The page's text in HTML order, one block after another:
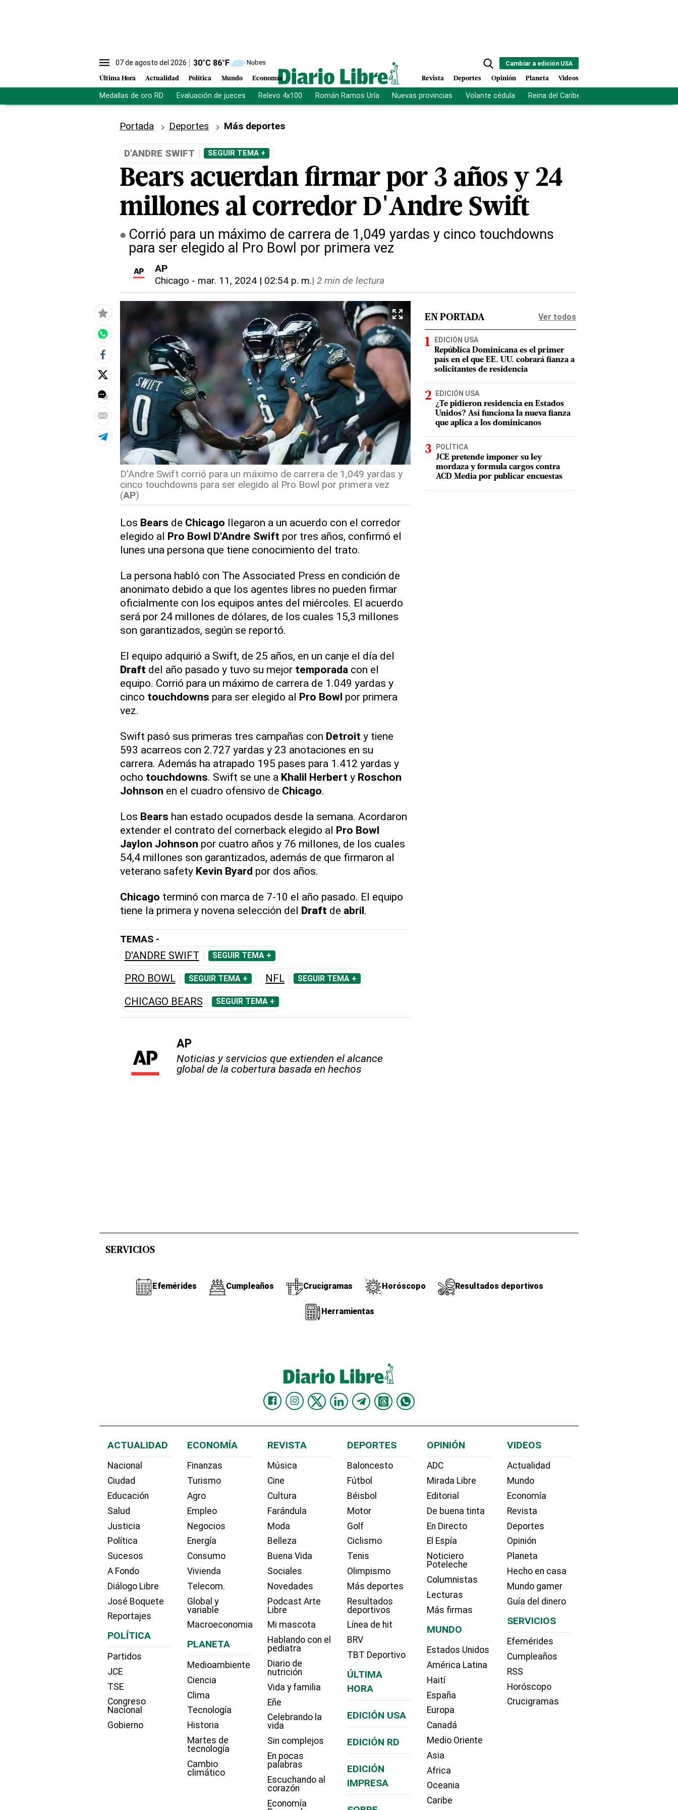
07 de agosto del 2026 30°C 86°F Nubes
Última Hora Actualidad Política Mundo Economía
Cambiar a edición USA
Revista Deportes Opinión Planeta Videos
Medallas de oro RD Evaluación de jueces Relevo 4x100 Román Ramos Uría Nuevas provincias Volante cédula Reina del Caribe
Portada Deportes Más deportes
D'ANDRE SWIFT SEGUIR TEMA +
Bears acuerdan firmar por 3 años y 24
millones al corredor D'Andre Swift
Corrió para un máximo de carrera de 1,049 yardas y cinco touchdowns
para ser elegido al Pro Bowl por primera vez
AP
Chicago - mar. 11, 2024 | 02:54 p. m.| 2 min de lectura
D'Andre Swift corrió para un máximo de carrera de 1,049 yardas y
cinco touchdowns para ser elegido al Pro Bowl por primera vez
(AP)
Los Bears de Chicago llegaron a un acuerdo con el corredor
elegido al Pro Bowl D'Andre Swift por tres años, confirmó el
lunes una persona que tiene conocimiento del trato.
La persona habló con The Associated Press en condición de
anonimato debido a que los agentes libres no pueden firmar
oficialmente con los equipos antes del miércoles. El acuerdo
será por 24 millones de dólares, de los cuales 15,3 millones
son garantizados, según se reportó.
El equipo adquirió a Swift, de 25 años, en un canje el día del
Draft del año pasado y tuvo su mejor temporada con el
equipo. Corrió para un máximo de carrera de 1.049 yardas y
cinco touchdowns para ser elegido al Pro Bowl por primera
vez.
Swift pasó sus primeras tres campañas con Detroit y tiene
593 acarreos con 2.727 yardas y 23 anotaciones en su
carrera. Además ha atrapado 195 pases para 1.412 yardas y
ocho touchdowns. Swift se une a Khalil Herbert y Roschon
Johnson en el cuadro ofensivo de Chicago.
Los Bears han estado ocupados desde la semana. Acordaron
extender el contrato del cornerback elegido al Pro Bowl
Jaylon Johnson por cuatro años y 76 millones, de los cuales
54,4 millones son garantizados, además de que firmaron al
veterano safety Kevin Byard por dos años.
Chicago terminó con marca de 7-10 el año pasado. El equipo
tiene la primera y novena selección del Draft de abril.
TEMAS -
D'ANDRE SWIFT SEGUIR TEMA +
PRO BOWL SEGUIR TEMA + NFL SEGUIR TEMA +
CHICAGO BEARS SEGUIR TEMA +
AP
Noticias y servicios que extienden el alcance
global de la cobertura basada en hechos
EN PORTADA Ver todos
EDICIÓN USA
República Dominicana es el primer
país en el que EE. UU. cobrará fianza a
solicitantes de residencia
EDICIÓN USA
¿Te pidieron residencia en Estados
Unidos? Así funciona la nueva fianza
que aplica a los dominicanos
POLÍTICA
JCE pretende imponer su ley
mordaza y formula cargos contra
ACD Media por publicar encuestas
SERVICIOS
Efemérides Cumpleaños Crucigramas Horóscopo Resultados deportivos
Herramientas
ACTUALIDAD
Nacional
Ciudad
Educación
Salud
Justicia
Política
Sucesos
A Fondo
Diálogo Libre
José Boquete
Reportajes
POLÍTICA
Partidos
JCE
TSE
Congreso
Nacional
Gobierno
ECONOMÍA
Finanzas
Turismo
Agro
Empleo
Negocios
Energía
Consumo
Vivienda
Telecom.
Global y
variable
Macroeconomia
PLANETA
Medioambiente
Ciencia
Clima
Tecnología
Historia
Martes de
tecnología
Cambio
climático
REVISTA
Música
Cine
Cultura
Farándula
Moda
Belleza
Buena Vida
Sociales
Novedades
Podcast Arte
Libre
Mi mascota
Hablando con el
pediatra
Diario de
nutrición
Vida y familia
Eñe
Celebrando la
vida
Sin complejos
En pocas
palabras
Escuchando al
corazón
Economía
DEPORTES
Baloncesto
Fútbol
Béisbol
Motor
Golf
Ciclismo
Tenis
Olimpismo
Más deportes
Resultados
deportivos
Línea de hit
BRV
TBT Deportivo
ÚLTIMA
HORA
EDICIÓN USA
EDICIÓN RD
EDICIÓN
IMPRESA
OPINIÓN
ADC
Mirada Libre
Editorial
De buena tinta
En Directo
El Espía
Noticiero
Poteleche
Columnistas
Lecturas
Más firmas
MUNDO
Estados Unidos
América Latina
Haití
España
Europa
Canadá
Medio Oriente
Asia
Africa
Oceania
Caribe
VIDEOS
Actualidad
Mundo
Economía
Revista
Deportes
Opinión
Planeta
Hecho en casa
Mundo gamer
Guía del dinero
SERVICIOS
Efemérides
Cumpleaños
RSS
Horóscopo
Crucigramas